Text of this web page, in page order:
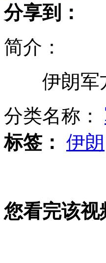
婚礼微电影:新娘变"女
豪车刹车失灵 车主借人
狗狗穿衣服 样子很搞笑
分享到：
简介：
伊朗军方
分类名称：
标签： 伊朗
您看完该视